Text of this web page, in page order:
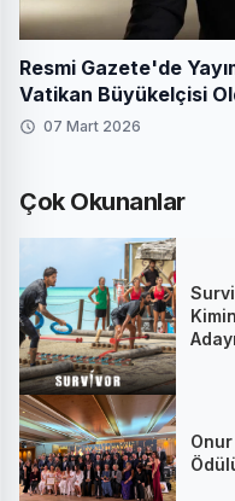
Resmi Gazete'de
Vatikan Büyükelçisi
07 Mart 2026
Çok Okunanlar